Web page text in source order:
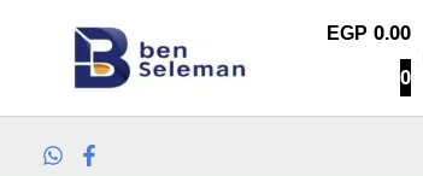
EGP0.00
0